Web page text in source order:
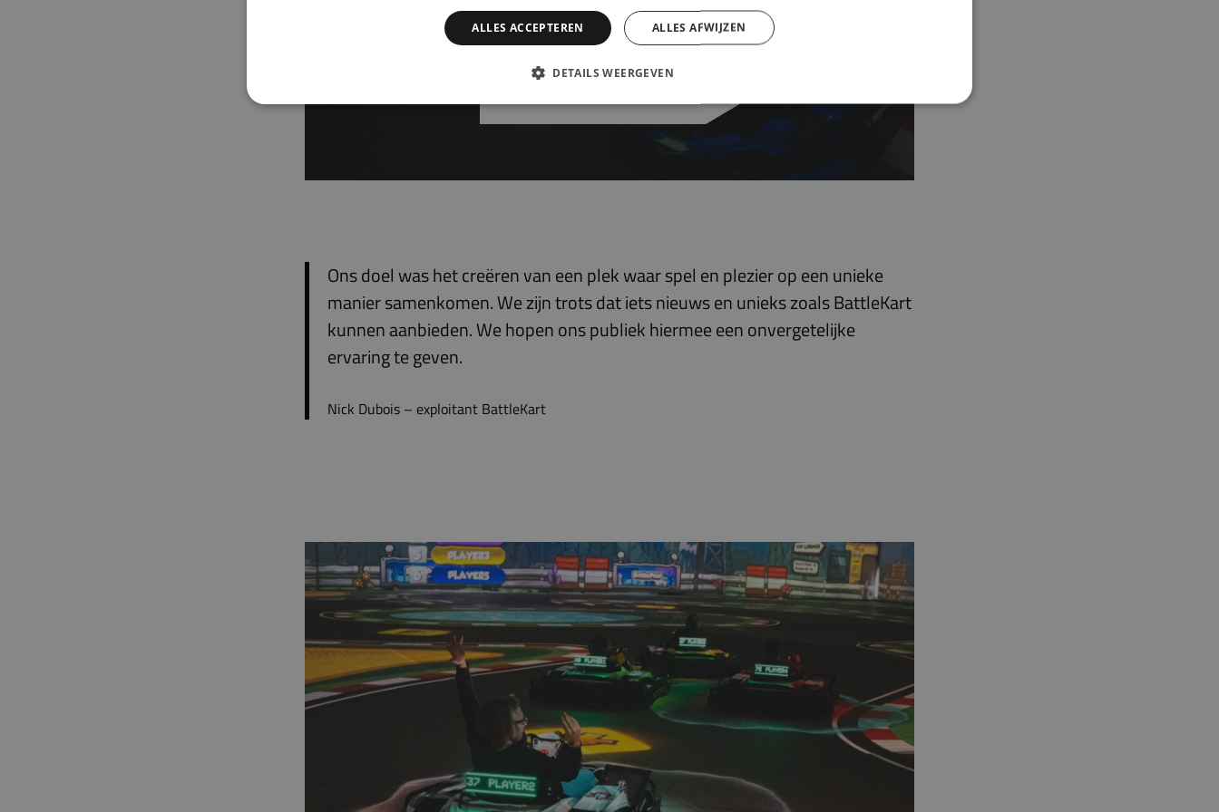
Ga dan via onderstaande button naar de website van BattleKart
Ons doel was het creëren van een plek waar spel en plezier op een unieke
manier samenkomen. We zijn trots dat iets nieuws en unieks zoals BattleKart
kunnen aanbieden. We hopen ons publiek hiermee een onvergetelijke
ervaring te geven.
Nick Dubois – exploitant BattleKart
ALLES ACCEPTEREN ALLES AFWIJZEN
DETAILS WEERGEVEN